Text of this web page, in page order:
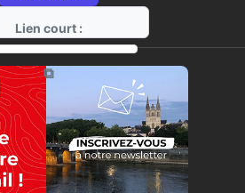
Lien court :
https://radio-g.fr?20412
⧉